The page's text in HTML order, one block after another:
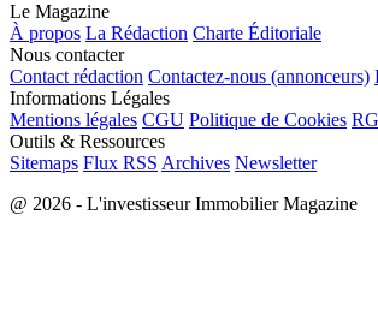
Le Magazine
À propos La Rédaction Charte Éditoriale
Nous contacter
Contact rédaction Contactez-nous (annonceurs)
Informations Légales
Mentions légales CGU Politique de Cookies
Outils & Ressources
Sitemaps Flux RSS Archives Newsletter
@ 2026 - L'investisseur Immobilier Magazine